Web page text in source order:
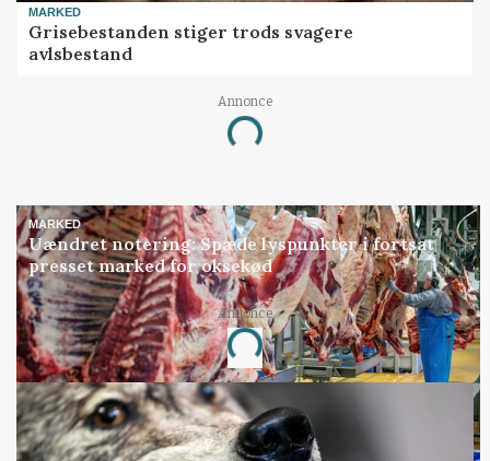
MARKED
Grisebestanden stiger trods svagere
avlsbestand
Annonce
Loading...
MARKED
Uændret notering: Spæde lyspunkter i fortsat
presset marked for oksekød
Annonce
Loading...